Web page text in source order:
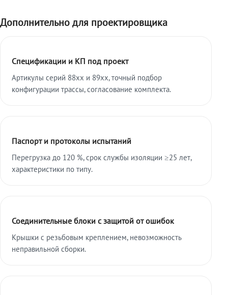
Дополнительно для проектировщика
Спецификации и КП под проект
Артикулы серий 88xx и 89xx, точный подбор
конфигурации трассы, согласование комплекта.
Паспорт и протоколы испытаний
Перегрузка до 120 %, срок службы изоляции ≥25 лет,
характеристики по типу.
Соединительные блоки с защитой от ошибок
Крышки с резьбовым креплением, невозможность
неправильной сборки.